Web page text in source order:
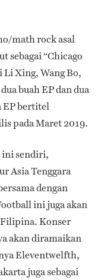
math rock asal
sebagai “Chicago
Li Xing, Wang Bo,
buah EP dan dua
EP bertitel
pada Maret 2019.
ini sendiri,
Asia Tenggara
dengan
ini juga akan
Konser
akan diramaikan
Eleventwelfth,
juga sebagai